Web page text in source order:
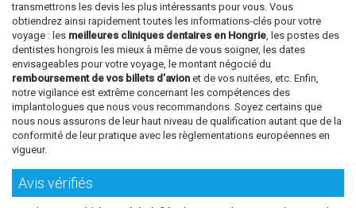
transmettrons les devis les plus intéressants pour vous. Vous
obtiendrez ainsi rapidement toutes les informations-clés pour votre
voyage : les meilleures cliniques dentaires en Hongrie, les postes des
dentistes hongrois les mieux à même de vous soigner, les dates
envisageables pour votre voyage, le montant négocié du
remboursement de vos billets d’avion et de vos nuitées, etc. Enfin,
notre vigilance est extrême concernant les compétences des
implantologues que nous vous recommandons. Soyez certains que
nous nous assurons de leur haut niveau de qualification autant que de la
conformité de leur pratique avec les règlementations européennes en
vigueur.
Avis vérifiés